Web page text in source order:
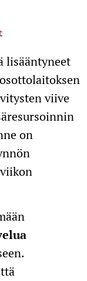
lisääntyneet
viive
on